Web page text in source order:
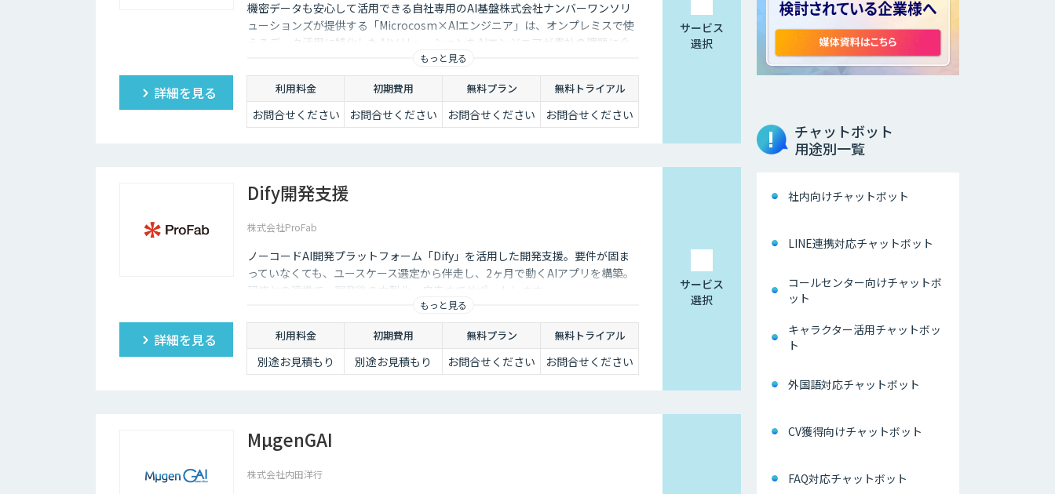
いるため、多くの企業にとってチャットボットを活用して業務効率化するべく導入が進んでおります。
機密データも安心して活用できる自社専用のAI基盤株式会社ナンバーワンソリ
ューションズが提供する「Microcosm×AIエンジニア」は、オンプレミスで使
えるデータ活用に特化したAIソリューションをAIエンジニアが貴社の課題に合
わせてカスタマイズするサービスです。社内に眠るデータを「会社の資産」と
して生まれ変わらせることができます。
もっと見る
詳細を見る 利用料金 初期費用 無料プラン 無料トライアル
お問合せください お問合せください お問合せください お問合せください
サービス
選択
Dify開発支援
株式会社ProFab
ノーコードAI開発プラットフォーム「Dify」を活用した開発支援。要件が固ま
っていなくても、ユースケース選定から伴走し、2ヶ月で動くAIアプリを構築。
研修との連携で、開発後の内製化・自走までサポートします。
もっと見る
詳細を見る 利用料金 初期費用 無料プラン 無料トライアル
別途お見積もり 別途お見積もり お問合せください お問合せください
サービス
選択
MµgenGAI
株式会社内田洋行
チャットボット
用途別一覧
社内向けチャットボット
LINE連携対応チャットボット
コールセンター向けチャットボ
ット
キャラクター活用チャットボッ
ト
外国語対応チャットボット
CV獲得向けチャットボット
FAQ対応チャットボット